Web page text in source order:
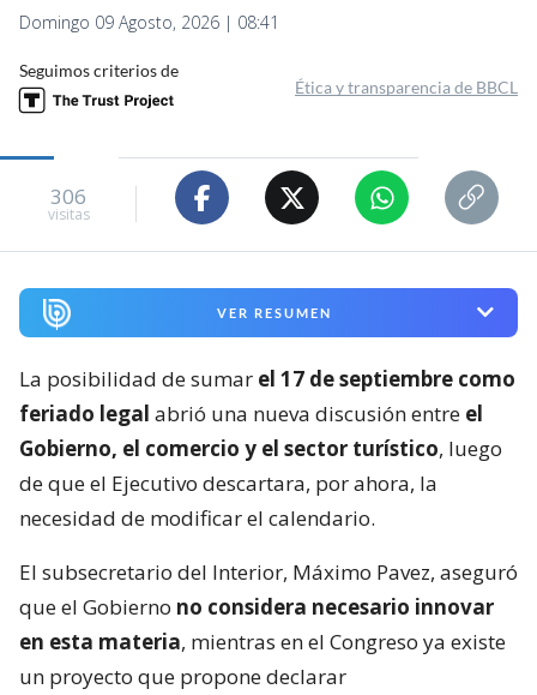
Domingo 09 Agosto, 2026 | 08:41
Seguimos criterios de
Ética y transparencia de BBCL
306
visitas
VER RESUMEN
La posibilidad de sumar el 17 de septiembre como
feriado legal abrió una nueva discusión entre el
Gobierno, el comercio y el sector turístico, luego
de que el Ejecutivo descartara, por ahora, la
necesidad de modificar el calendario.
El subsecretario del Interior, Máximo Pavez, aseguró
que el Gobierno no considera necesario innovar
en esta materia, mientras en el Congreso ya existe
un proyecto que propone declarar